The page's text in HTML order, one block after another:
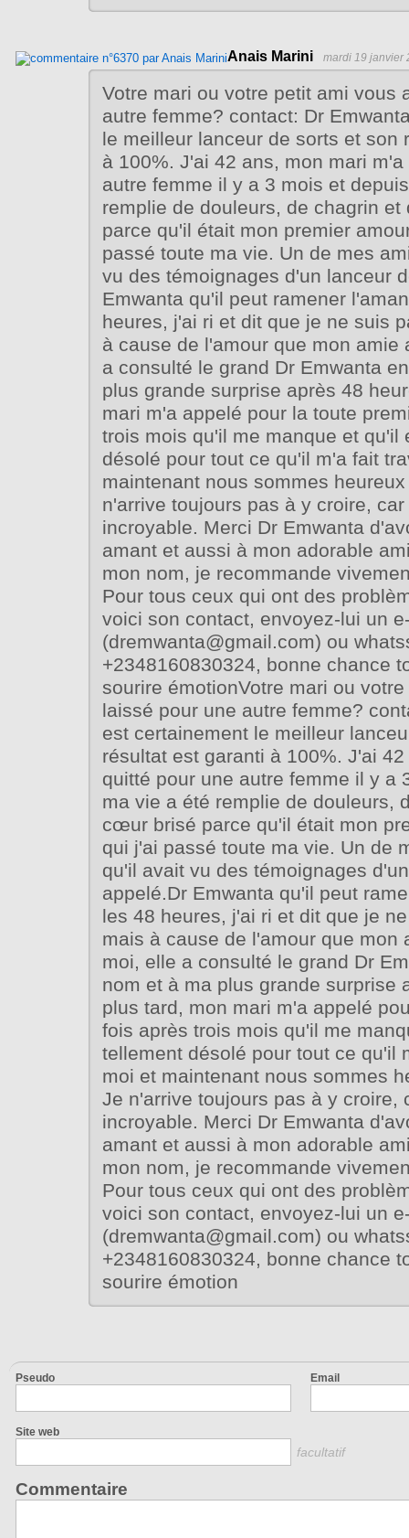
Anais Marini mardi 19 janvier
Votre mari ou votre petit ami vous
autre femme? contact: Dr
le meilleur lanceur de sorts et son
à 100%. J'ai 42 ans, mon mari
autre femme il y a 3 mois et
remplie de douleurs, de chagrin
parce qu'il était mon premier
passé toute ma vie. Un de mes
vu des témoignages d'un lanceur
Emwanta qu'il peut ramener
heures, j'ai ri et dit que je ne suis
à cause de l'amour que mon amie
a consulté le grand Dr Emwanta
plus grande surprise après 48
mari m'a appelé pour la toute
trois mois qu'il me manque et qu'il
désolé pour tout ce qu'il m'a fait
maintenant nous sommes
n'arrive toujours pas à y croire,
incroyable. Merci Dr Emwanta
amant et aussi à mon adorable
mon nom, je recommande
Pour tous ceux qui ont des
voici son contact, envoyez-lui un
(dremwanta@gmail.com) ou
+2348160830324, bonne chance
sourire émotionVotre mari ou
laissé pour une autre femme?
est certainement le meilleur
résultat est garanti à 100%. J'ai
quitté pour une autre femme il y a
ma vie a été remplie de douleurs,
cœur brisé parce qu'il était mon
qui j'ai passé toute ma vie. Un de
qu'il avait vu des témoignages
appelé.Dr Emwanta qu'il peut
les 48 heures, j'ai ri et dit que je
mais à cause de l'amour que mon
moi, elle a consulté le grand Dr
nom et à ma plus grande surprise
plus tard, mon mari m'a appelé
fois après trois mois qu'il me
tellement désolé pour tout ce qu'il
moi et maintenant nous sommes
Je n'arrive toujours pas à y croire,
incroyable. Merci Dr Emwanta
amant et aussi à mon adorable
mon nom, je recommande
Pour tous ceux qui ont des
voici son contact, envoyez-lui un
(dremwanta@gmail.com) ou
+2348160830324, bonne chance
sourire émotion
Pseudo Email
Site web
facultatif
Commentaire